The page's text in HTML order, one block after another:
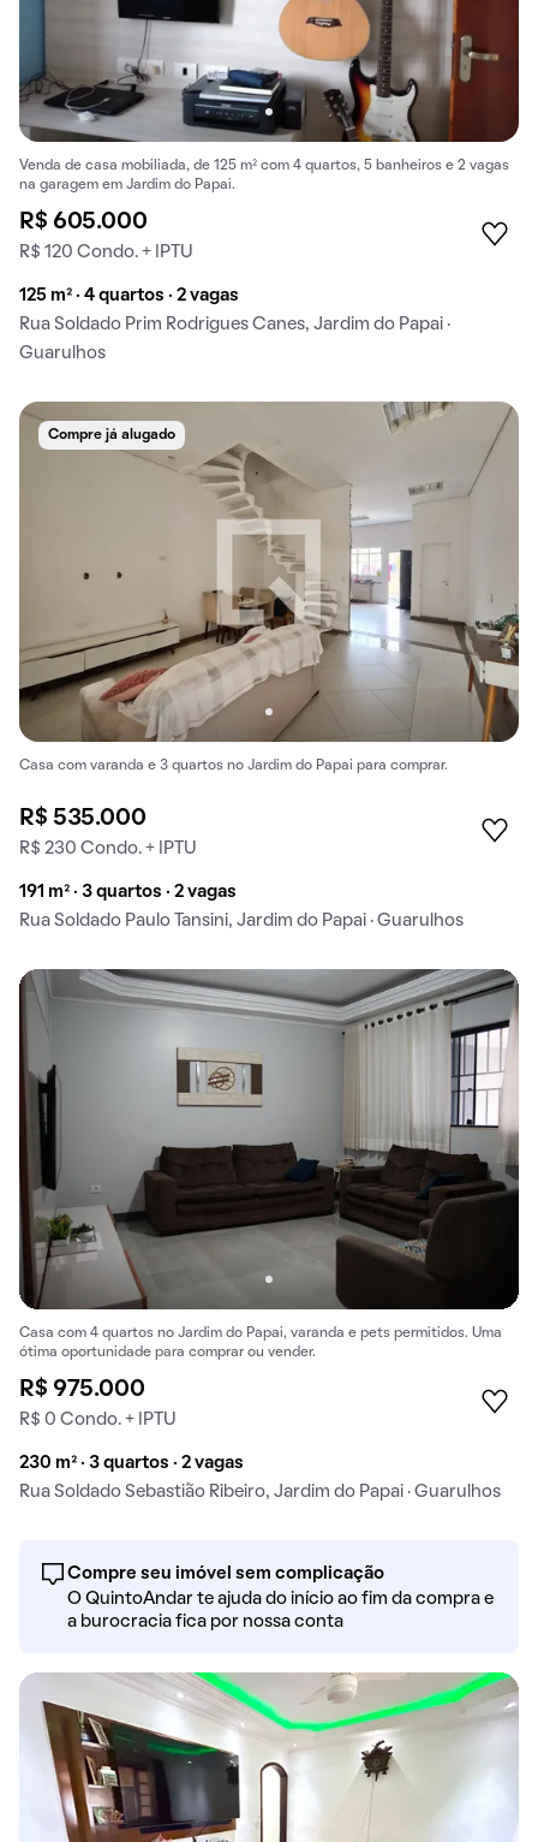
Venda de casa mobiliada, de 125 m² com 4 quartos, 5 banheiros e 2 vagas
na garagem em Jardim do Papai.
R$ 605.000
R$ 120 Condo. + IPTU
125 m² · 4 quartos · 2 vagas
Rua Soldado Prim Rodrigues Canes, Jardim do Papai ·
Guarulhos
Compre já alugado
Casa com varanda e 3 quartos no Jardim do Papai para comprar.
R$ 535.000
R$ 230 Condo. + IPTU
191 m² · 3 quartos · 2 vagas
Rua Soldado Paulo Tansini, Jardim do Papai · Guarulhos
Casa com 4 quartos no Jardim do Papai, varanda e pets permitidos. Uma
ótima oportunidade para comprar ou vender.
R$ 975.000
R$ 0 Condo. + IPTU
230 m² · 3 quartos · 2 vagas
Rua Soldado Sebastião Ribeiro, Jardim do Papai · Guarulhos
Compre seu imóvel sem complicação
O QuintoAndar te ajuda do início ao fim da compra e
a burocracia fica por nossa conta